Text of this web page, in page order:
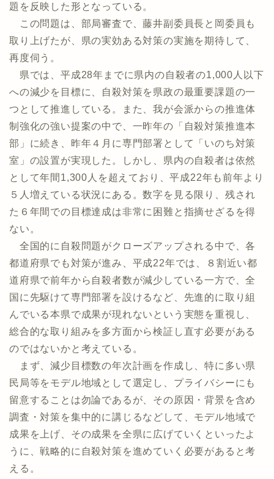
題を反映した形となっている。
この問題は、部局審査で、藤井副委員長と岡委員も
取り上げたが、県の実効ある対策の実施を期待して、
再度伺う。
県では、平成28年までに県内の自殺者の1,000人以下
への減少を目標に、自殺対策を県政の最重要課題の一
つとして推進している。また、我が会派からの推進体
制強化の強い提案の中で、一昨年の「自殺対策推進本
部」に続き、昨年４月に専門部署として「いのち対策
室」の設置が実現した。しかし、県内の自殺者は依然
として年間1,300人を超えており、平成22年も前年より
５人増えている状況にある。数字を見る限り、残され
た６年間での目標達成は非常に困難と指摘せざるを得
ない。
全国的に自殺問題がクローズアップされる中で、各
都道府県でも対策が進み、平成22年では、８割近い都
道府県で前年から自殺者数が減少している一方で、全
国に先駆けて専門部署を設けるなど、先進的に取り組
んでいる本県で成果が現れないという実態を重視し、
総合的な取り組みを多方面から検証し直す必要がある
のではないかと考えている。
まず、減少目標数の年次計画を作成し、特に多い県
民局等をモデル地域として選定し、プライバシーにも
留意することは勿論であるが、その原因・背景を含め
調査・対策を集中的に講じるなどして、モデル地域で
成果を上げ、その成果を全県に広げていくといったよ
うに、戦略的に自殺対策を進めていく必要があると考
える。